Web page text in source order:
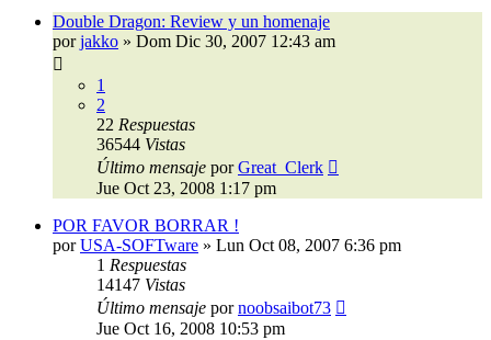
Double Dragon: Review y un homenaje
porjakko » Dom Dic 30, 2007 12:43 am
1
2
22 Respuestas
36544 Vistas
Último mensaje porGreat_Clerk
Jue Oct 23, 2008 1:17 pm
POR FAVOR BORRAR !
porUSA-SOFTware » Lun Oct 08, 2007 6:36 pm
1 Respuestas
14147 Vistas
Último mensaje pornoobsaibot73
Jue Oct 16, 2008 10:53 pm